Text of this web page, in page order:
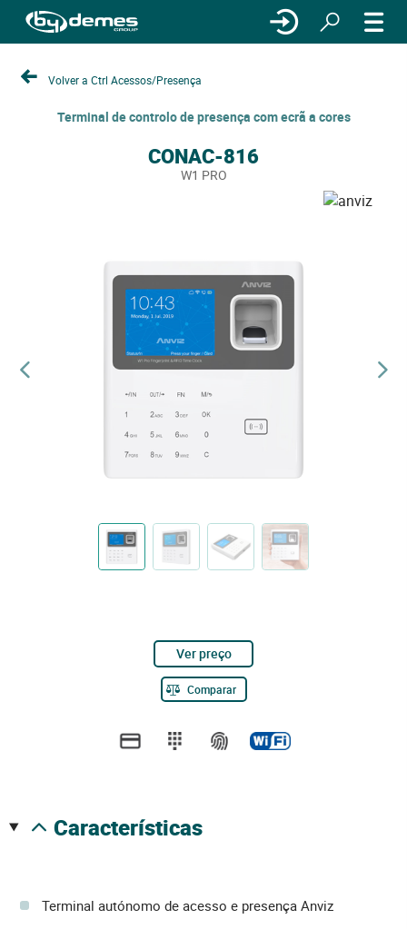
Volver a Ctrl Acessos/Presença
Terminal de controlo de presença com ecrã a cores
CONAC-816
W1 PRO
Ver preço
Comparar
características
Terminal autónomo de acesso e presença Anviz